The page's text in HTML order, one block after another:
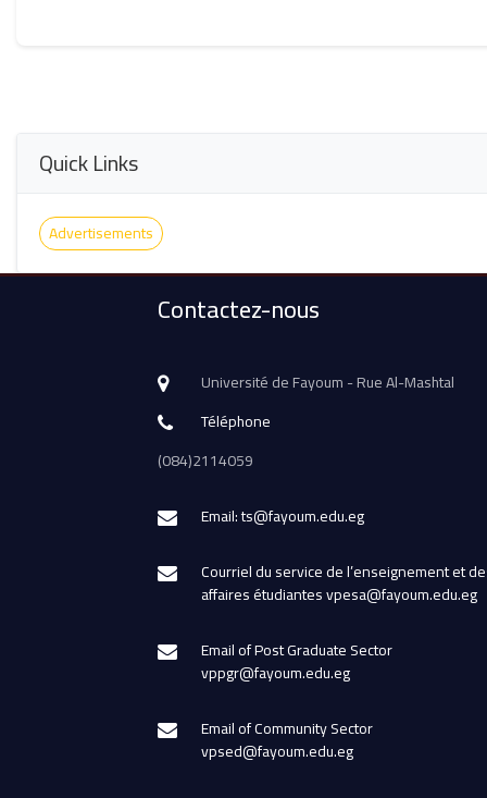
Quick Links
Advertisements
Contactez-nous
Université de Fayoum - Rue Al-Mashtal
Téléphone
(084)2114059
Email: ts@fayoum.edu.eg
Courriel du service de l’enseignement et
affaires étudiantes vpesa@fayoum.edu.eg
Email of Post Graduate Sector
vppgr@fayoum.edu.eg
Email of Community Sector
vpsed@fayoum.edu.eg